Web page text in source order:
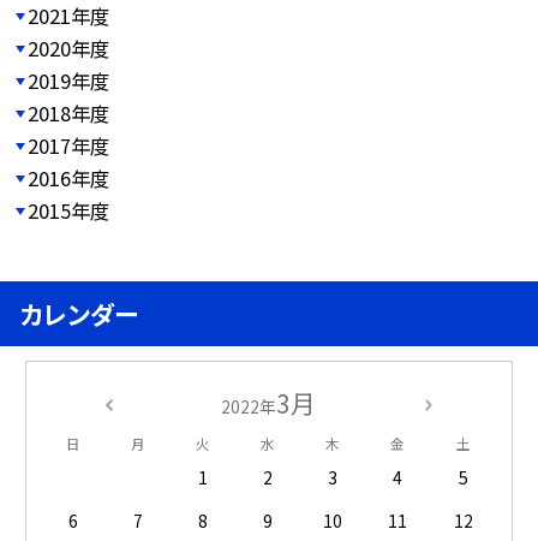
2021年度
2020年度
2019年度
2018年度
2017年度
2016年度
2015年度
カレンダー
2022年3月
日 月 火 水 木 金 土
1 2 3 4
5
6
7 8 9 10 11
12